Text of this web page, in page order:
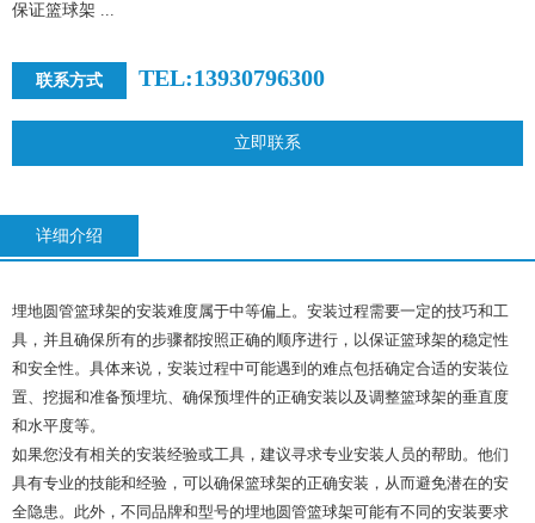
保证篮球架 ...
联系方式 TEL:13930796300
立即联系
详细介绍
埋地圆管篮球架的安装难度属于中等偏上。安装过程需要一定的技巧和工
具，并且确保所有的步骤都按照正确的顺序进行，以保证篮球架的稳定性
和安全性。具体来说，安装过程中可能遇到的难点包括确定合适的安装位
置、挖掘和准备预埋坑、确保预埋件的正确安装以及调整篮球架的垂直度
和水平度等。
如果您没有相关的安装经验或工具，建议寻求专业安装人员的帮助。他们
具有专业的技能和经验，可以确保篮球架的正确安装，从而避免潜在的安
全隐患。此外，不同品牌和型号的埋地圆管篮球架可能有不同的安装要求